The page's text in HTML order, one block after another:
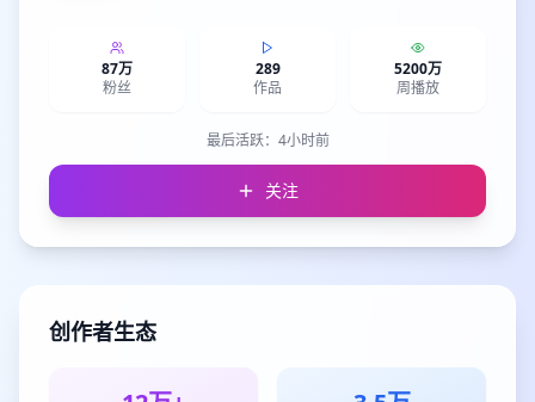
87万
粉丝
289
作品
5200万
周播放
最后活跃： 4小时前
关注
创作者生态